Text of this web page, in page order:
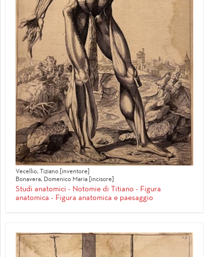
Vecellio, Tiziano [inventore]
Bonavera, Domenico Maria [incisore]
Studi anatomici - Notomie di Titiano - Figura
anatomica - Figura anatomica e paesaggio